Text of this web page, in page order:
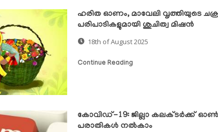
ഹരിത ഓണം, മാവേലി വൃത്തിയുടെ
പരിപാടികളുമായി ശുചിത്വ മിഷൻ
18th of August 2025
Continue Reading
കോവിഡ്-19: ജില്ലാ കലക്ടര്‍ക്ക്
പരാതികള്‍ നല്‍കാം